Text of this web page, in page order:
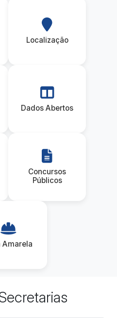
Localização
Dados Abertos
Concursos
Públicos
Amarela